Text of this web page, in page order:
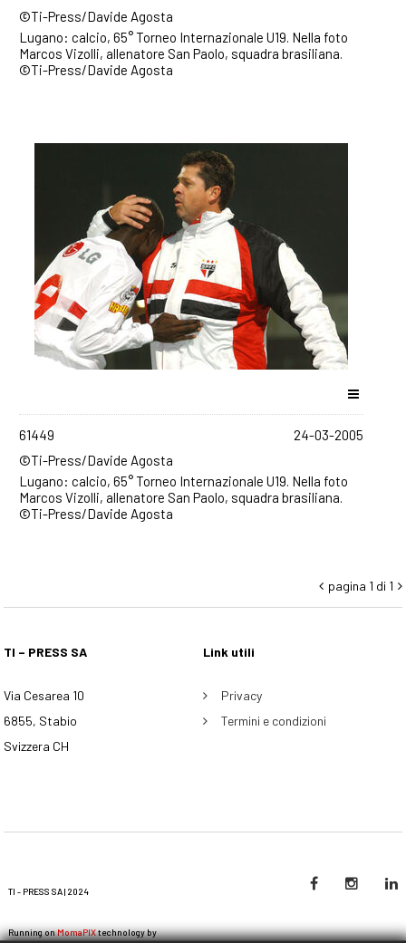
©Ti-Press/Davide Agosta
Lugano: calcio, 65° Torneo Internazionale U19. Nella foto
Marcos Vizolli, allenatore San Paolo, squadra brasiliana.
©Ti-Press/Davide Agosta
61449
24-03-2005
©Ti-Press/Davide Agosta
Lugano: calcio, 65° Torneo Internazionale U19. Nella foto
Marcos Vizolli, allenatore San Paolo, squadra brasiliana.
©Ti-Press/Davide Agosta
 pagina 1 di 1 
TI – PRESS SA
Via Cesarea 10
6855, Stabio
Svizzera CH
Link utili
Privacy
Termini e condizioni
TI - PRESS SA | 2024
Running onMomaPIXtechnology by